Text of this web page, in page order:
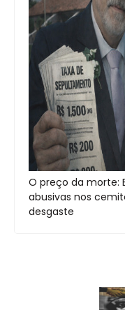
O preço da morte:
abusivas nos
desgaste